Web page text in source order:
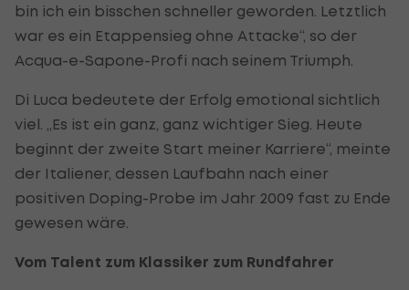
bin ich ein bisschen schneller geworden. Letztlich
war es ein Etappensieg ohne Attacke“, so der
Acqua-e-Sapone-Profi nach seinem Triumph.
Di Luca bedeutete der Erfolg emotional sichtlich
viel. „Es ist ein ganz, ganz wichtiger Sieg. Heute
beginnt der zweite Start meiner Karriere“, meinte
der Italiener, dessen Laufbahn nach einer
positiven Doping-Probe im Jahr 2009 fast zu Ende
gewesen wäre.
Vom Talent zum Klassiker zum Rundfahrer